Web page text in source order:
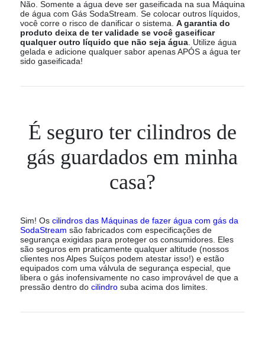
Não. Somente a água deve ser gaseificada na sua Máquina
de água com Gás SodaStream. Se colocar outros líquidos,
você corre o risco de danificar o sistema. A garantia do
produto deixa de ter validade se você gaseificar
qualquer outro líquido que não seja água. Utilize água
gelada e adicione qualquer sabor apenas APÓS a água ter
sido gaseificada!
É seguro ter cilindros de
gás guardados em minha
casa?
Sim! Os cilindros das Máquinas de fazer água com gás da
SodaStream são fabricados com especificações de
segurança exigidas para proteger os consumidores. Eles
são seguros em praticamente qualquer altitude (nossos
clientes nos Alpes Suíços podem atestar isso!) e estão
equipados com uma válvula de segurança especial, que
libera o gás inofensivamente no caso improvável de que a
pressão dentro do cilindrosuba acima dos limites.